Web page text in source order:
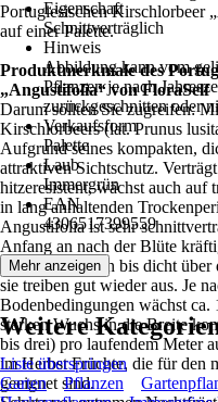
Eigenschaft
Schnittverträglich
Hinweis
Abbildung kann vom
Pflanzen je nach
zurückgeschnitten oder
Verkaufsform
Palette
Laub
Immergrün
EAN
4306517399559
Portugiesischen Kirschlorbeer
auf einer Palette.
Produktmerkmale des
„Angustifolia“ von FloraSelf
Darum sollten Sie zugreifen:
Kirschlorbeers (lat. Prunus
Aufgrund seines kompakten,
attraktiven Sichtschutz.
hitzeresistent, wächst auch auf
in lang anhaltenden
Angustifolia ist sehr
Anfang an nach der Blüte
Pflanzen können bis dicht
sie treiben gut wieder aus. Je
Bodenbedingungen wächst ca.
starken Wuchs in die Breite
bis drei) pro laufendem Meter
im Herbst Früchte, die für den
geeignet sind.
Mehr anzeigen
Weitere
Liste überspringen
Garten
Pflanzen